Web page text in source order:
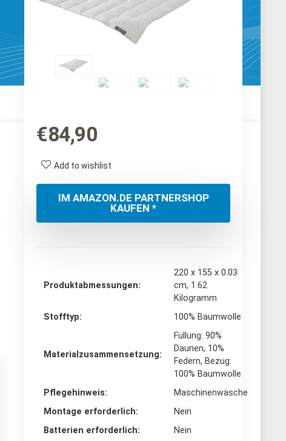
€84,90
Add to wishlist
IM AMAZON.DE PARTNERSHOP
KAUFEN *
Produktabmessungen
‎220 x 155 x 0.03
cm, 1.62
Kilogramm
Stofftyp
‎100% Baumwolle
Materialzusammensetzung
‎Füllung: 90%
Daunen, 10%
Federn, Bezug:
100% Baumwolle
Pflegehinweis
‎Maschinenwäsche
Montage erforderlich
‎Nein
Batterien erforderlich
‎Nein